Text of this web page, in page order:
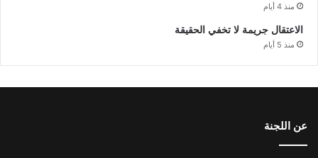
منذ 4 أيام
الاعتقال جريمة لا تخفي الحقيقة
منذ 5 أيام
عن اللجنة